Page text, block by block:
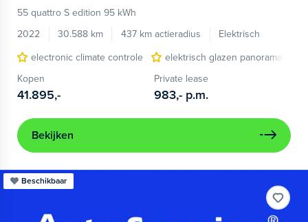
55 quattro S edition 95 kWh
2022
30.588 km 437 km actieradius
Elektrisch
electronic climate controle
elektrisch glazen panorama-dak
Kopen
41.895,-
Private lease
983,- p.m.
Bekijken
Beschikbaar